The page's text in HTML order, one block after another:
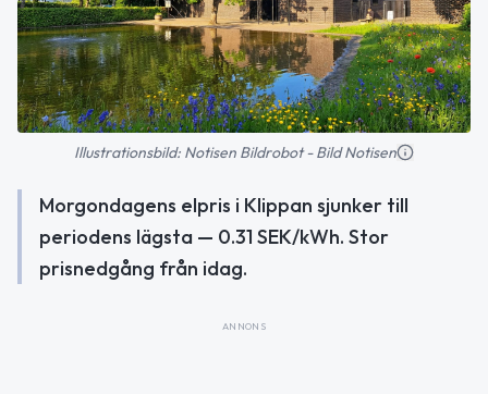
Illustrationsbild: Notisen Bildrobot - Bild Notisen
Morgondagens elpris i Klippan sjunker till
periodens lägsta — 0.31 SEK/kWh. Stor
prisnedgång från idag.
ANNONS